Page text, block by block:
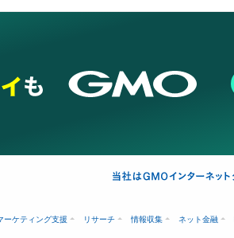
ーケティング支援 リサーチ 情報収集 ネット金融